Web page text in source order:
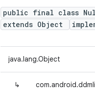
public final class
extends Object
java.lang.Object
↳